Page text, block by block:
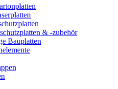
& -zubehör
Bauplatten